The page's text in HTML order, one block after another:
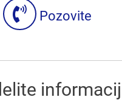
Pozovite